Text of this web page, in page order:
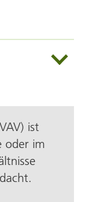
aufklappen
ist
oder im